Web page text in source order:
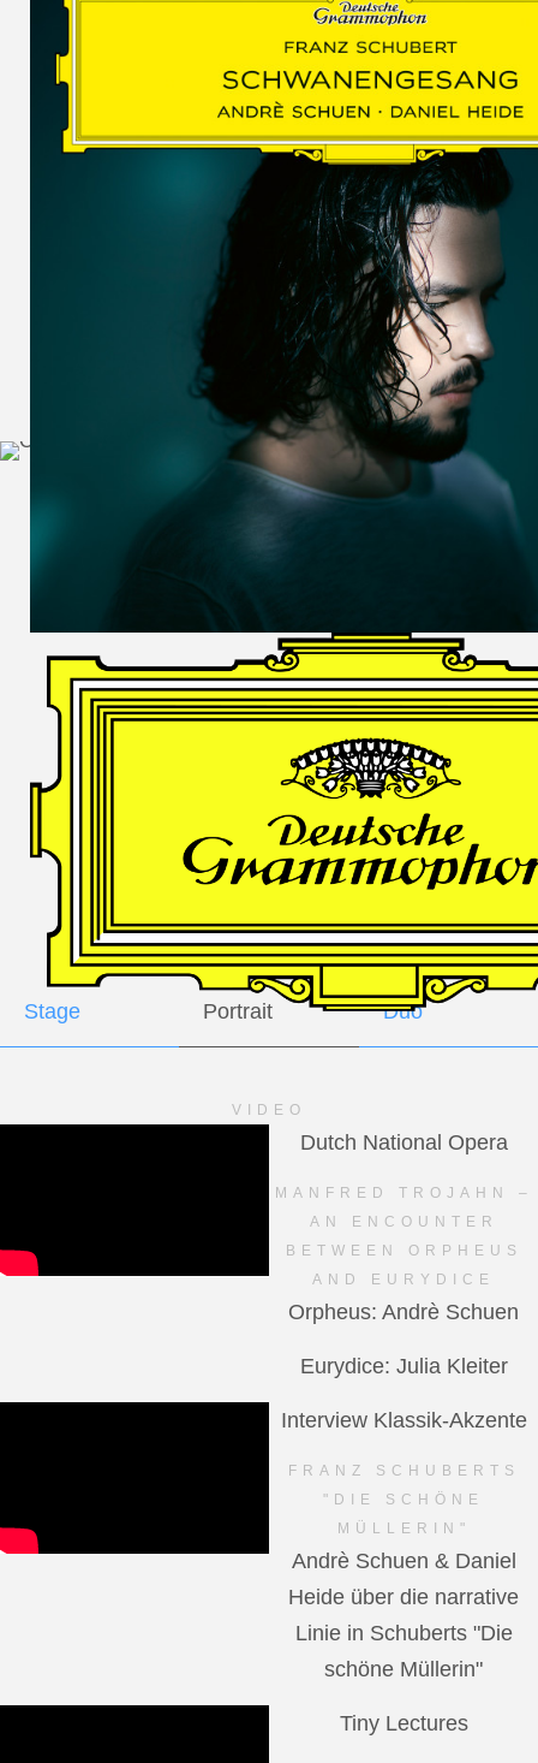
WOLF
MARTIN
SCHUMANN,
LIEDERKREIS
OP. 24
SECHS
MONOLOGE
AUS
JEDERMANN
GESÄNGE
Andrè Schuen,
Baritone
Daniel Heide,
Piano
GALLERY
Stage Portrait Duo
VIDEO
Dutch National Opera
MANFRED TROJAHN –
AN ENCOUNTER
BETWEEN ORPHEUS
AND EURYDICE
Orpheus: Andrè Schuen
Eurydice: Julia Kleiter
Interview Klassik-Akzente
FRANZ SCHUBERTS
"DIE SCHÖNE
MÜLLERIN"
Andrè Schuen & Daniel
Heide über die narrative
Linie in Schuberts "Die
schöne Müllerin"
Tiny Lectures